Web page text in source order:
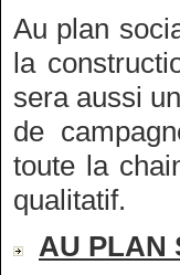
Au plan
la
sera aussi
de
toute la
qualitatif.
AU PLAN